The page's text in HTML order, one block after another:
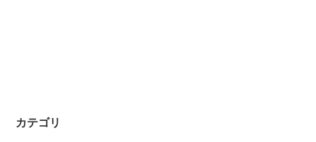
カテゴリ